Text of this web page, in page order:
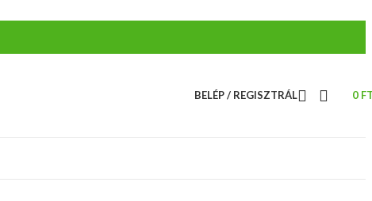
BELÉP / REGISZTRÁL 0